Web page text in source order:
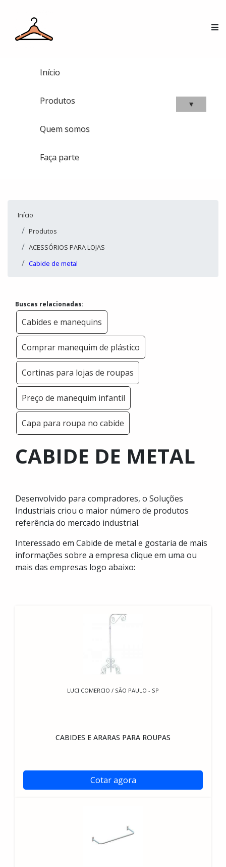
Início
Produtos ▾
Quem somos
Faça parte
Início
Produtos
ACESSÓRIOS PARA LOJAS
Cabide de metal
Buscas relacionadas:
Cabides e manequins
Comprar manequim de plástico
Cortinas para lojas de roupas
Preço de manequim infantil
Capa para roupa no cabide
CABIDE DE METAL
Desenvolvido para compradores, o Soluções
Industriais criou o maior número de produtos
referência do mercado industrial.
Interessado em Cabide de metal e gostaria de mais
informações sobre a empresa clique em uma ou
mais das empresas logo abaixo:
LUCI COMERCIO / SÃO PAULO - SP
CABIDES E ARARAS PARA ROUPAS
Cotar agora